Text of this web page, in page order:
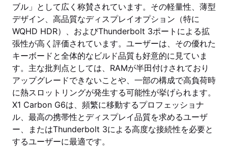
ブル」として広く称賛されています。その軽量性、薄型
デザイン、高品質なディスプレイオプション（特に
WQHD HDR）、およびThunderbolt 3ポートによる拡
張性が高く評価されています。ユーザーは、その優れた
キーボードと全体的なビルド品質も好意的に見ていま
す。主な批判点としては、RAMが半田付けされており
アップグレードできないことや、一部の構成で高負荷時
に熱スロットリングが発生する可能性が挙げられます。
X1 Carbon G6は、頻繁に移動するプロフェッショナ
ル、最高の携帯性とディスプレイ品質を求めるユーザ
ー、またはThunderbolt 3による高度な接続性を必要と
するユーザーに最適です。